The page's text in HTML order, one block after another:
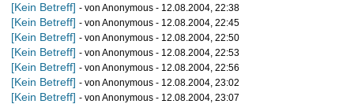
[Kein Betreff] - von Anonymous - 12.08.2004, 22:38
[Kein Betreff] - von Anonymous - 12.08.2004, 22:45
[Kein Betreff] - von Anonymous - 12.08.2004, 22:50
[Kein Betreff] - von Anonymous - 12.08.2004, 22:53
[Kein Betreff] - von Anonymous - 12.08.2004, 22:56
[Kein Betreff] - von Anonymous - 12.08.2004, 23:02
[Kein Betreff] - von Anonymous - 12.08.2004, 23:07